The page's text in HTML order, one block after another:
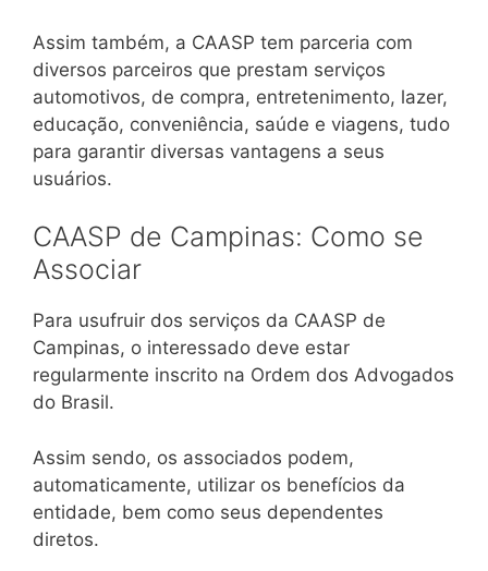
Assim também, a CAASP tem parceria com
diversos parceiros que prestam serviços
automotivos, de compra, entretenimento, lazer,
educação, conveniência, saúde e viagens, tudo
para garantir diversas vantagens a seus
usuários.
CAASP de Campinas: Como se
Associar
Para usufruir dos serviços da CAASP de
Campinas, o interessado deve estar
regularmente inscrito na Ordem dos Advogados
do Brasil.
Assim sendo, os associados podem,
automaticamente, utilizar os benefícios da
entidade, bem como seus dependentes
diretos.